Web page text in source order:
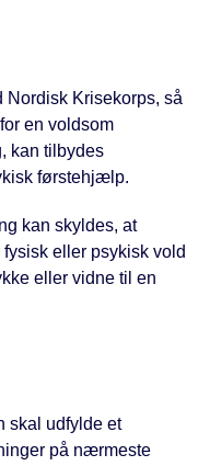
Nordisk Krisekorps, så
en voldsom
kan tilbydes
førstehjælp.
kan skyldes, at
eller psykisk vold
eller vidne til en
skal udfylde et
på nærmeste